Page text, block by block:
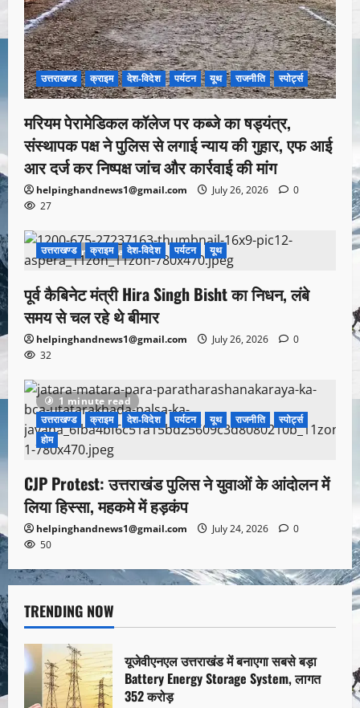
उत्तराखण्ड क्राइम देश-विदेश पर्यटन यूथ राजनीति स्पोर्ट्स
मरियम पेरामेडिकल कॉलेज पर कब्जे का षड्यंत्र,
संस्थापक पक्ष ने पुलिस से लगाई न्याय की गुहार, एफ आई
आर दर्ज कर निष्पक्ष जांच और कार्रवाई की मांग
helpinghandnews1@gmail.com July 26, 2026
0
27
1 minute read
उत्तराखण्ड क्राइम देश-विदेश पर्यटन यूथ
पूर्व कैबिनेट मंत्री Hira Singh Bisht का निधन, लंबे
समय से चल रहे थे बीमार
helpinghandnews1@gmail.com July 26, 2026
0
32
1 minute read
उत्तराखण्ड
क्राइम देश-विदेश पर्यटन यूथ राजनीति
स्पोर्ट्स
होम
CJP Protest: उत्तराखंड पुलिस ने युवाओं के आंदोलन में
लिया हिस्सा, महकमे में हड़कंप
helpinghandnews1@gmail.com July 24, 2026
0
50
TRENDING NOW
यूजेवीएनएल उत्तराखंड में बनाएगा सबसे बड़ा
Battery Energy Storage System, लागत
352 करोड़